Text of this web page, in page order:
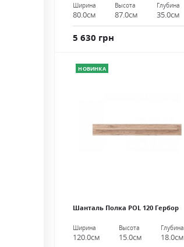
Ширина
80.0см
Высота
87.0см
Глубина
35.0см
5 630 грн
НОВИНКА
Шанталь Полка POL 120 Гербор
Ширина
120.0см
Высота
15.0см
Глубина
18.0см